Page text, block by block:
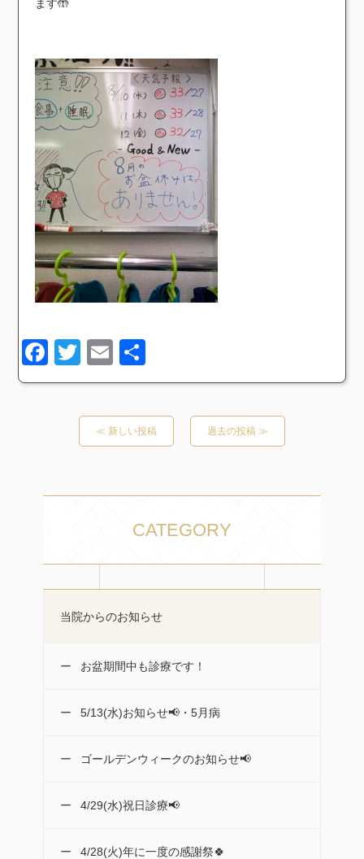
ます🤲
Facebook
TwitterEmail
有
≪ 新しい投稿 過去の投稿 ≫
CATEGORY
当院からのお知らせ
お盆期間中も診療です！
5/13(水)お知らせ📢・5月病
ゴールデンウィークのお知らせ📢
4/29(水)祝日診療📢
4/28(火)年に一度の感謝祭🍀